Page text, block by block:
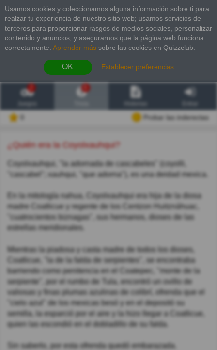
Usamos cookies y coleccionamos alguna información sobre ti para
realzar tu experiencia de nuestro sitio web; usamos servicios de
terceros para proporcionar rasgos de medios sociales, personalizar
contenido y anuncios, y asegurarnos que la página web funciona
correctamente. Aprender más sobre las cookies en Quizzclub.
OK Establecer preferencias
2
Probar las inderectas
¿Quién era la Coyolxauhqui?
Coyolxauhqui, "la adornada de cascabeles" (coyolli,
"cascabel"; xauhqui, "que adorna"), es una deidad mexica.
En la mitología nahua, Coyolxauhqui era hija de la diosa
madre Coatlicue y regente de los Centzon Huitznáhuac,
"cuatrocientos biznagas", sus hermanos, dioses de las
estrellas meridionales.
Mientras la piadosa y casta madre de todos los dioses,
Coatlicue, "la de la falda de serpientes", se encontraba
barriendo como penitencia en el Coatepec, "monte de la
serpiente", por el rumbo de Tula, encontró un ovillo de
valiosas y finas plumas azulinas de colibrí, ofrenda que el
"cielo azul" de los mexicas besó y en el depositó su
semilla, la esparció por el aire y la hizo llegar a Coatlicue,
quien las escondió en el dobladillo de su falda.
Sin saberlo, por esta ofrenda quedó embarazada.